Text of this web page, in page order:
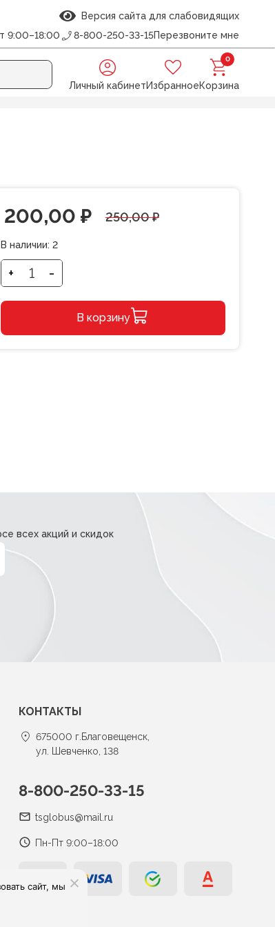
Версия сайта для слабовидящих
9:00–18:00 8-800-250-33-15Перезвоните мне
Личный кабинетИзбранное
0
Корзина
250,00₽
Первоначальная
цена
составляла
250,00 ₽.
200,00 ₽
Текущая
цена:
200,00 ₽.
В наличии: 2
+
Количество
бумажный
Пиксели
-
В корзину
всех акций и скидок
КОНТАКТЫ
675000 г.Благовещенск,
ул. Шевченко, 138
8-800-250-33-15
tsglobus@mail.ru
Пн-Пт 9:00–18:00
сайт, мы